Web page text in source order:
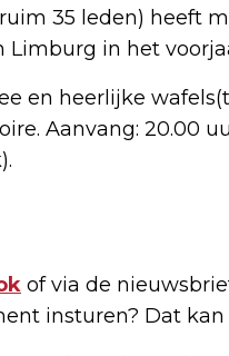
35 leden) heeft
Limburg in het
en heerlijke
Aanvang: 20.00
of via de
insturen? Dat kan